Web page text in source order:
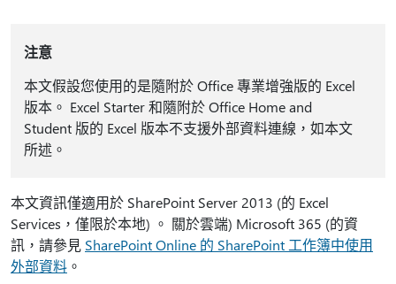
注意
本文假設您使用的是隨附於 Office 專業增強版的 Excel
版本。 Excel Starter 和隨附於 Office Home and
Student 版的 Excel 版本不支援外部資料連線，如本文
所述。
本文資訊僅適用於 SharePoint Server 2013 (的 Excel
Services，僅限於本地) 。 關於雲端) Microsoft 365 (的資
訊，請參見 SharePoint Online 的 SharePoint 工作簿中使用
外部資料 。